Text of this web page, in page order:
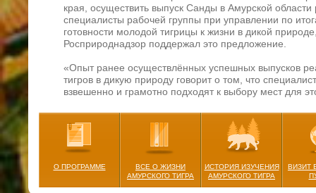
края, осуществить выпуск Санды в Амурской
специалисты рабочей группы при управлении по
готовности молодой тигрицы к жизни в дикой
Росприроднадзор поддержал это предложение.
«Опыт ранее осуществлённых успешных выпусков
тигров в дикую природу говорит о том, что
взвешенно и грамотно подходят к выбору мест для
и Росприроднадзор. Результаты тестов, проведённых
реабилитационном центре, говорят о том, что
готова к жизни в дикой природе и нет никаких
возвращения домой в тайгу. Санде предстоит внести
восстановление практически утраченной
области», – комментирует Алексей Суровый.
О ПРОГРАММЕ
ВСЕ О ЖИЗНИ
АМУРСКОГО ТИГРА
ИСТОРИЯ ИЗУЧЕНИЯ
АМУРСКОГО ТИГРА
ВИЗИТ